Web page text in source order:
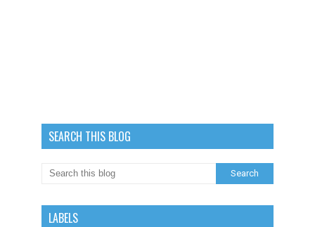
SEARCH THIS BLOG
LABELS